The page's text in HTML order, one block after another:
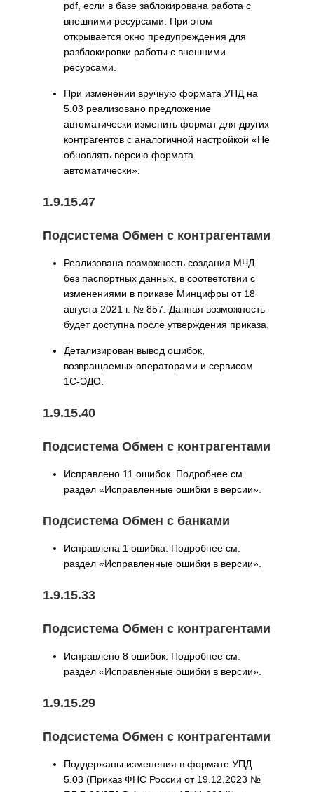
pdf, если в базе заблокирована работа с
внешними ресурсами. При этом
открывается окно предупреждения для
разблокировки работы с внешними
ресурсами.
При изменении вручную формата УПД на
5.03 реализовано предложение
автоматически изменить формат для других
контрагентов с аналогичной настройкой «Не
обновлять версию формата
автоматически».
1.9.15.47
Подсистема Обмен с контрагентами
Реализована возможность создания МЧД
без паспортных данных, в соответствии с
изменениями в приказе Минцифры от 18
августа 2021 г. № 857. Данная возможность
будет доступна после утверждения приказа.
Детализирован вывод ошибок,
возвращаемых операторами и сервисом
1С-ЭДО.
1.9.15.40
Подсистема Обмен с контрагентами
Исправлено 11 ошибок. Подробнее см.
раздел «Исправленные ошибки в версии».
Подсистема Обмен с банками
Исправлена 1 ошибка. Подробнее см.
раздел «Исправленные ошибки в версии».
1.9.15.33
Подсистема Обмен с контрагентами
Исправлено 8 ошибок. Подробнее см.
раздел «Исправленные ошибки в версии».
1.9.15.29
Подсистема Обмен с контрагентами
Поддержаны изменения в формате УПД
5.03 (Приказ ФНС России от 19.12.2023 №